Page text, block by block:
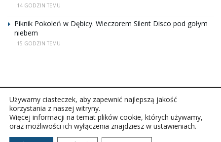
14 GODZIN TEMU
Piknik Pokoleń w Dębicy. Wieczorem Silent Disco pod gołym
niebem
15 GODZIN TEMU
Copyright © 2026Polskie Radio Rzeszów S.A. w likwidacj.
Używamy ciasteczek, aby zapewnić najlepszą jakość
korzystania z naszej witryny.
Więcej informacji na temat plików cookie, których używamy,
oraz możliwości ich wyłączenia znajdziesz w ustawieniach.